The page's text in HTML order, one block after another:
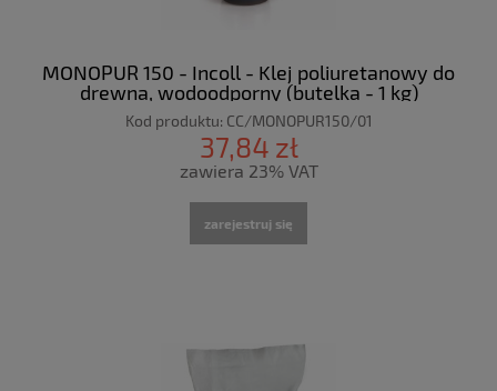
MONOPUR 150 - Incoll - Klej poliuretanowy do
drewna, wodoodporny (butelka - 1 kg)
Kod produktu: CC/MONOPUR150/01
37,84 zł
zawiera 23% VAT
zarejestruj się